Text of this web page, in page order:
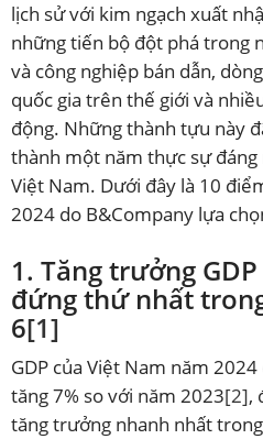
lịch sử với kim ngạch xuất
những tiến bộ đột phá trong
và công nghiệp bán dẫn,
quốc gia trên thế giới và
động. Những thành tựu này
thành một năm thực sự
Việt Nam. Dưới đây là 10
2024 do B&Company lựa
1. Tăng trưởng
đứng thứ nhất
6[1]
GDP của Việt Nam năm
tăng 7% so với năm 2023[2],
tăng trưởng nhanh nhất